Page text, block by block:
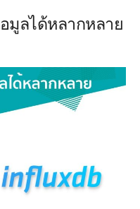
มูลได้หลากหลาย